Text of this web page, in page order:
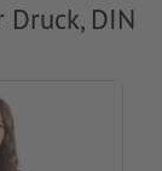
DIN